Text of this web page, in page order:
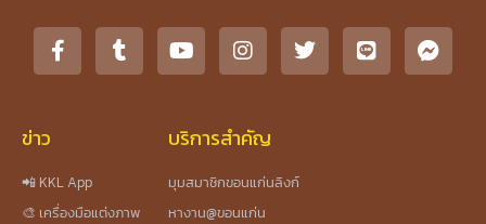
ข่าว
📲 KKL App
🎨 เครื่องมือแต่งภาพ
บริการสำคัญ
มุมสมาชิกขอนแก่นลิงก์
หางาน@ขอนแก่น